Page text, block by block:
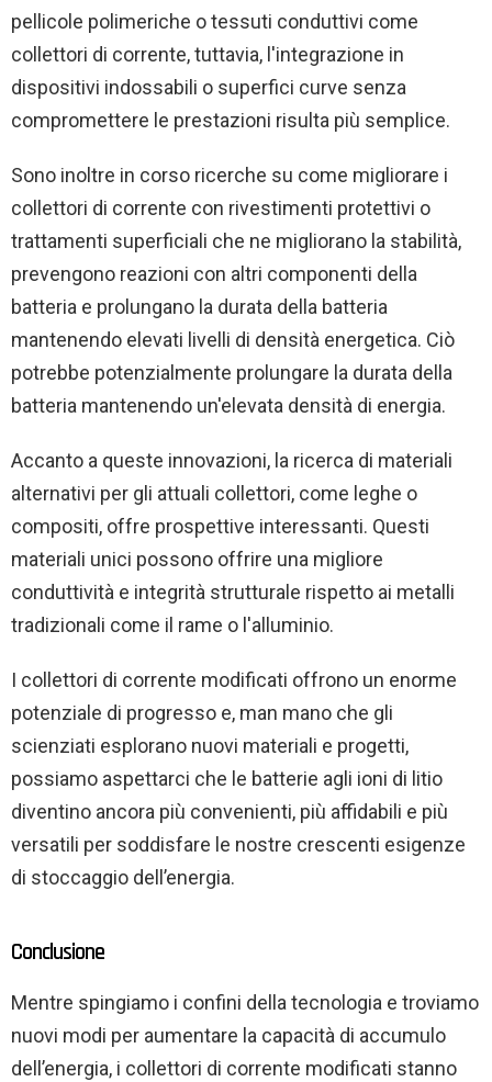
pellicole polimeriche o tessuti conduttivi come
collettori di corrente, tuttavia, l'integrazione in
dispositivi indossabili o superfici curve senza
compromettere le prestazioni risulta più semplice.
Sono inoltre in corso ricerche su come migliorare i
collettori di corrente con rivestimenti protettivi o
trattamenti superficiali che ne migliorano la stabilità,
prevengono reazioni con altri componenti della
batteria e prolungano la durata della batteria
mantenendo elevati livelli di densità energetica. Ciò
potrebbe potenzialmente prolungare la durata della
batteria mantenendo un'elevata densità di energia.
Accanto a queste innovazioni, la ricerca di materiali
alternativi per gli attuali collettori, come leghe o
compositi, offre prospettive interessanti. Questi
materiali unici possono offrire una migliore
conduttività e integrità strutturale rispetto ai metalli
tradizionali come il rame o l'alluminio.
I collettori di corrente modificati offrono un enorme
potenziale di progresso e, man mano che gli
scienziati esplorano nuovi materiali e progetti,
possiamo aspettarci che le batterie agli ioni di litio
diventino ancora più convenienti, più affidabili e più
versatili per soddisfare le nostre crescenti esigenze
di stoccaggio dell’energia.
Conclusione
Mentre spingiamo i confini della tecnologia e troviamo
nuovi modi per aumentare la capacità di accumulo
dell’energia, i collettori di corrente modificati stanno